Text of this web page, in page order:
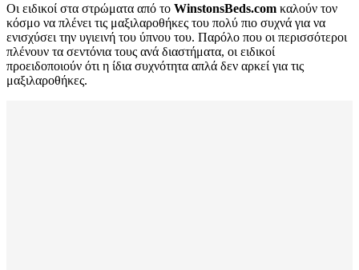
Οι ειδικοί στα στρώματα από το WinstonsBeds.com καλούν τον
κόσμο να πλένει τις μαξιλαροθήκες του πολύ πιο συχνά για να
ενισχύσει την υγιεινή του ύπνου του. Παρόλο που οι περισσότεροι
πλένουν τα σεντόνια τους ανά διαστήματα, οι ειδικοί
προειδοποιούν ότι η ίδια συχνότητα απλά δεν αρκεί για τις
μαξιλαροθήκες.